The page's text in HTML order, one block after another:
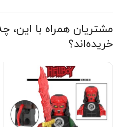
مشتریان همراه با این،
خریده‌اند؟